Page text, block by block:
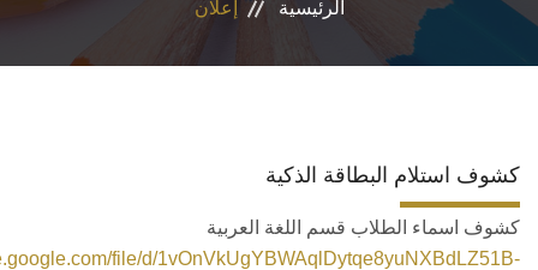
الرئيسية إعلان
كشوف استلام البطاقة الذكية
كشوف اسماء الطلاب قسم اللغة العربية
file/d/1vOnVkUgYBWAqlDytqe8yuNXBdLZ51B-